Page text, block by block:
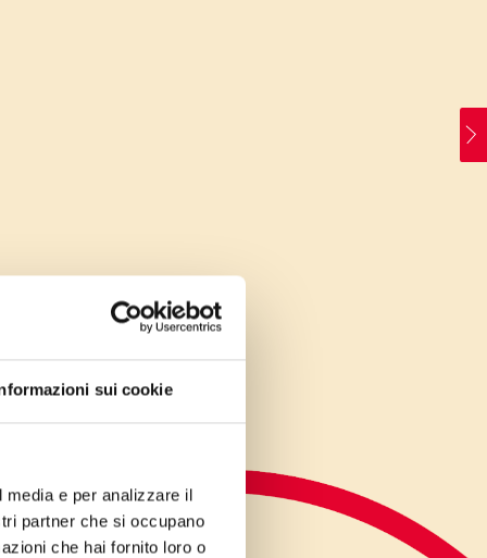
sui cookie
e per analizzare il
partner che si occupano
che hai fornito loro o